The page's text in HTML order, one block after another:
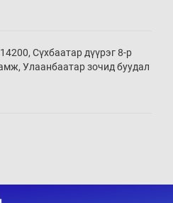
Сүхбаатар дүүрэг 8-р
Улаанбаатар зочид буудал